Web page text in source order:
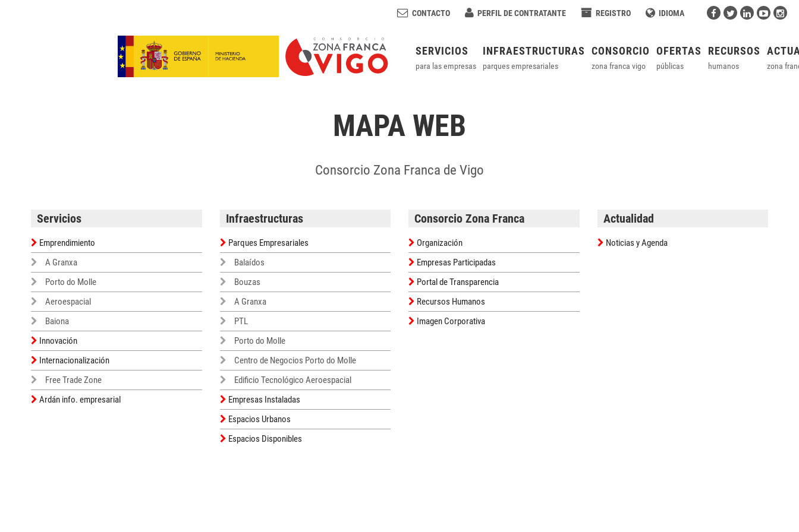
CONTACTO PERFIL DE CONTRATANTE REGISTRO IDIOMA
SERVICIOS
para las empresas
INFRAESTRUCTURAS
parques empresariales
CONSORCIO
zona franca vigo
OFERTAS
públicas
RECURSOS
humanos zona
MAPA WEB
Consorcio Zona Franca de Vigo
Servicios
Emprendimiento
A Granxa
Porto do Molle
Aeroespacial
Baiona
Innovación
Internacionalización
Free Trade Zone
Ardán info. empresarial
Infraestructuras
Parques Empresariales
Balaídos
Bouzas
A Granxa
PTL
Porto do Molle
Centro de Negocios Porto do Molle
Edificio Tecnológico Aeroespacial
Empresas Instaladas
Espacios Urbanos
Espacios Disponibles
Consorcio Zona Franca
Organización
Empresas Participadas
Portal de Transparencia
Recursos Humanos
Imagen Corporativa
Actualidad
Noticias y Agenda